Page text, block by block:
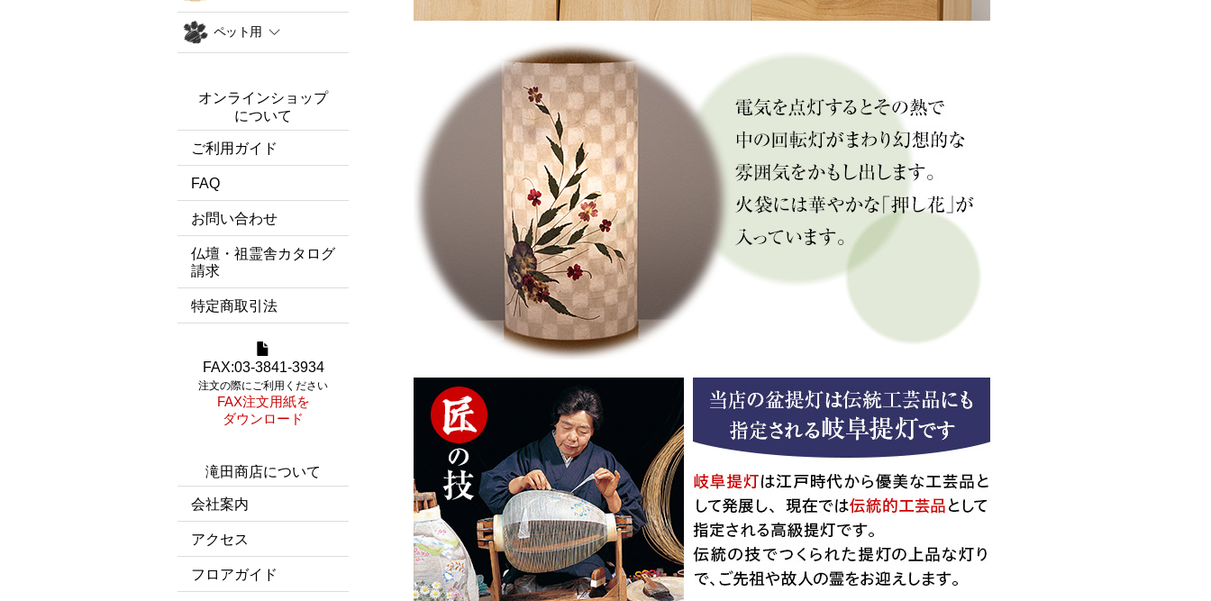
ペット用
オンラインショップ
について
ご利用ガイド
FAQ
お問い合わせ
仏壇・祖霊舎カタログ
請求
特定商取引法
FAX:03-3841-3934
注文の際にご利用ください
FAX注文用紙を
ダウンロード
滝田商店について
会社案内
アクセス
フロアガイド